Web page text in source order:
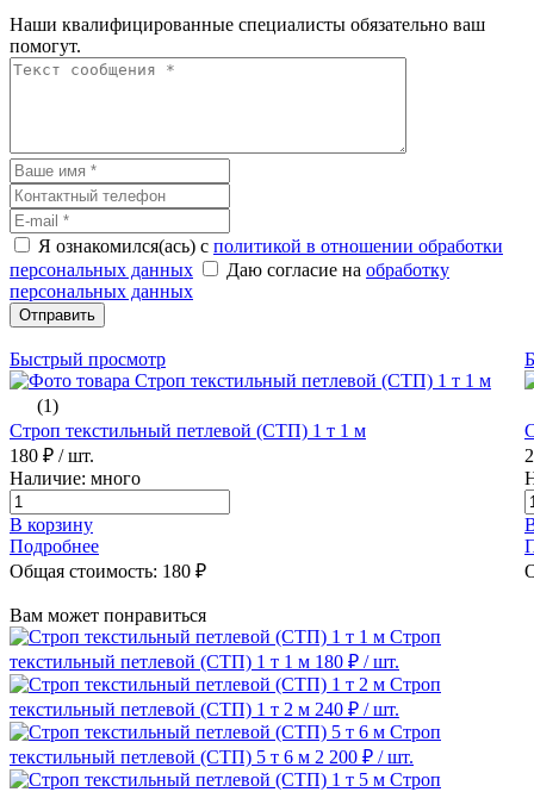
Наши квалифицированные специалисты обязательно ваш
помогут.
Я ознакомился(ась) с политикой в отношении обработки
персональных данных
Даю согласие на обработку
персональных данных
Отправить
Быстрый просмотр
(1)
Строп текстильный петлевой (СТП) 1 т 1 м
180 ₽ / шт.
Наличие: много
В корзину
Подробнее
Общая стоимость: 180 ₽
Вам может понравиться
Строп
текстильный петлевой (СТП) 1 т 1 м 180 ₽ / шт.
Строп
текстильный петлевой (СТП) 1 т 2 м 240 ₽ / шт.
Строп
текстильный петлевой (СТП) 5 т 6 м 2 200 ₽ / шт.
Строп